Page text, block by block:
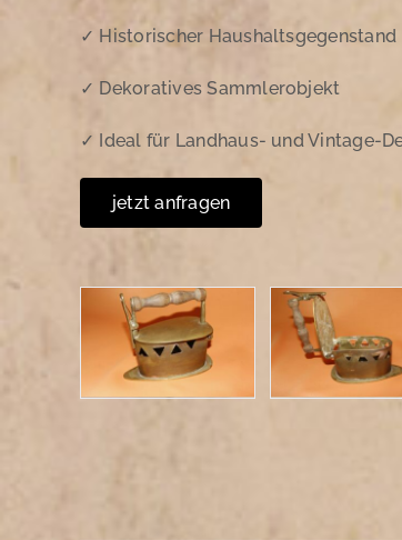
✓ Historischer Haushaltsgegenstand
✓ Dekoratives Sammlerobjekt
✓ Ideal für Landhaus- und Vintage-
jetzt anfragen